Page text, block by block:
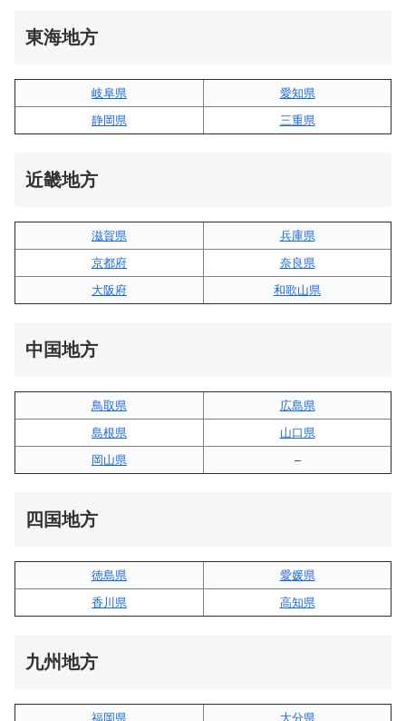
東海地方
岐阜県
愛知県
静岡県
三重県
近畿地方
滋賀県
兵庫県
京都府
奈良県
大阪府
和歌山県
中国地方
鳥取県
広島県
島根県
山口県
岡山県
–
四国地方
徳島県
愛媛県
香川県
高知県
九州地方
福岡県 大分県